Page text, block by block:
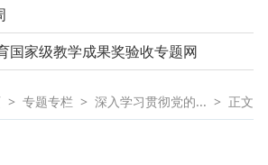
国家级教学成果奖验收专题网
> 专题专栏 > 深入学习贯彻党的... > 正文